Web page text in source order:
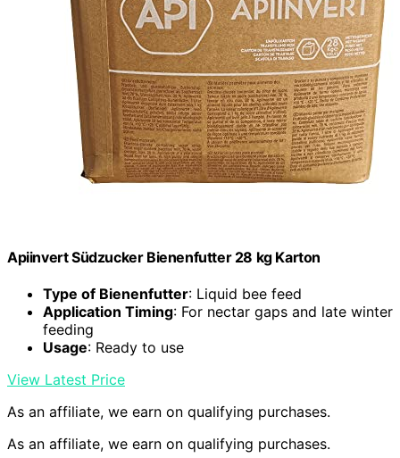
Apiinvert Südzucker Bienenfutter 28 kg Karton
Type of Bienenfutter: Liquid bee feed
Application Timing: For nectar gaps and late winter
feeding
Usage: Ready to use
View Latest Price
As an affiliate, we earn on qualifying purchases.
As an affiliate, we earn on qualifying purchases.